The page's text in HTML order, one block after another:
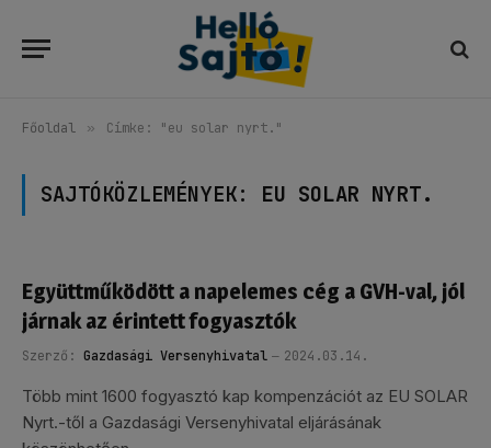
Főoldal » Címke: "eu solar nyrt."
SAJTÓKÖZLEMÉNYEK: EU SOLAR NYRT.
Együttműködött a napelemes cég a GVH-val, jól
járnak az érintett fogyasztók
Szerző: Gazdasági Versenyhivatal 2024.03.14.
Több mint 1600 fogyasztó kap kompenzációt az EU SOLAR
Nyrt.-től a Gazdasági Versenyhivatal eljárásának